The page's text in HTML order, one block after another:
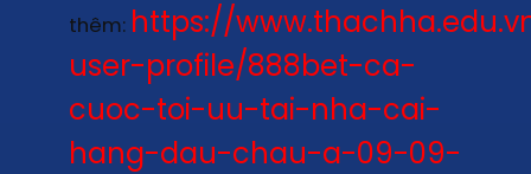
thêm: https://
user-profile/888bet-ca-
cuoc-toi-uu-tai-nha-cai-
hang-dau-chau-a-09-09-